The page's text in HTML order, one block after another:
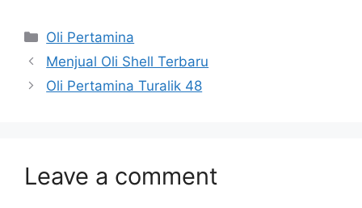
Oli Pertamina
Menjual Oli Shell Terbaru
Oli Pertamina Turalik 48
Leave a comment